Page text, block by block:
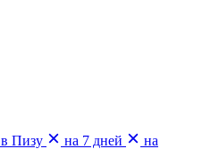
в Пизу на 7 дней
на